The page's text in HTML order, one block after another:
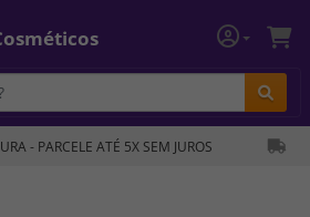
- PARCELE ATÉ 5X SEM JUROS